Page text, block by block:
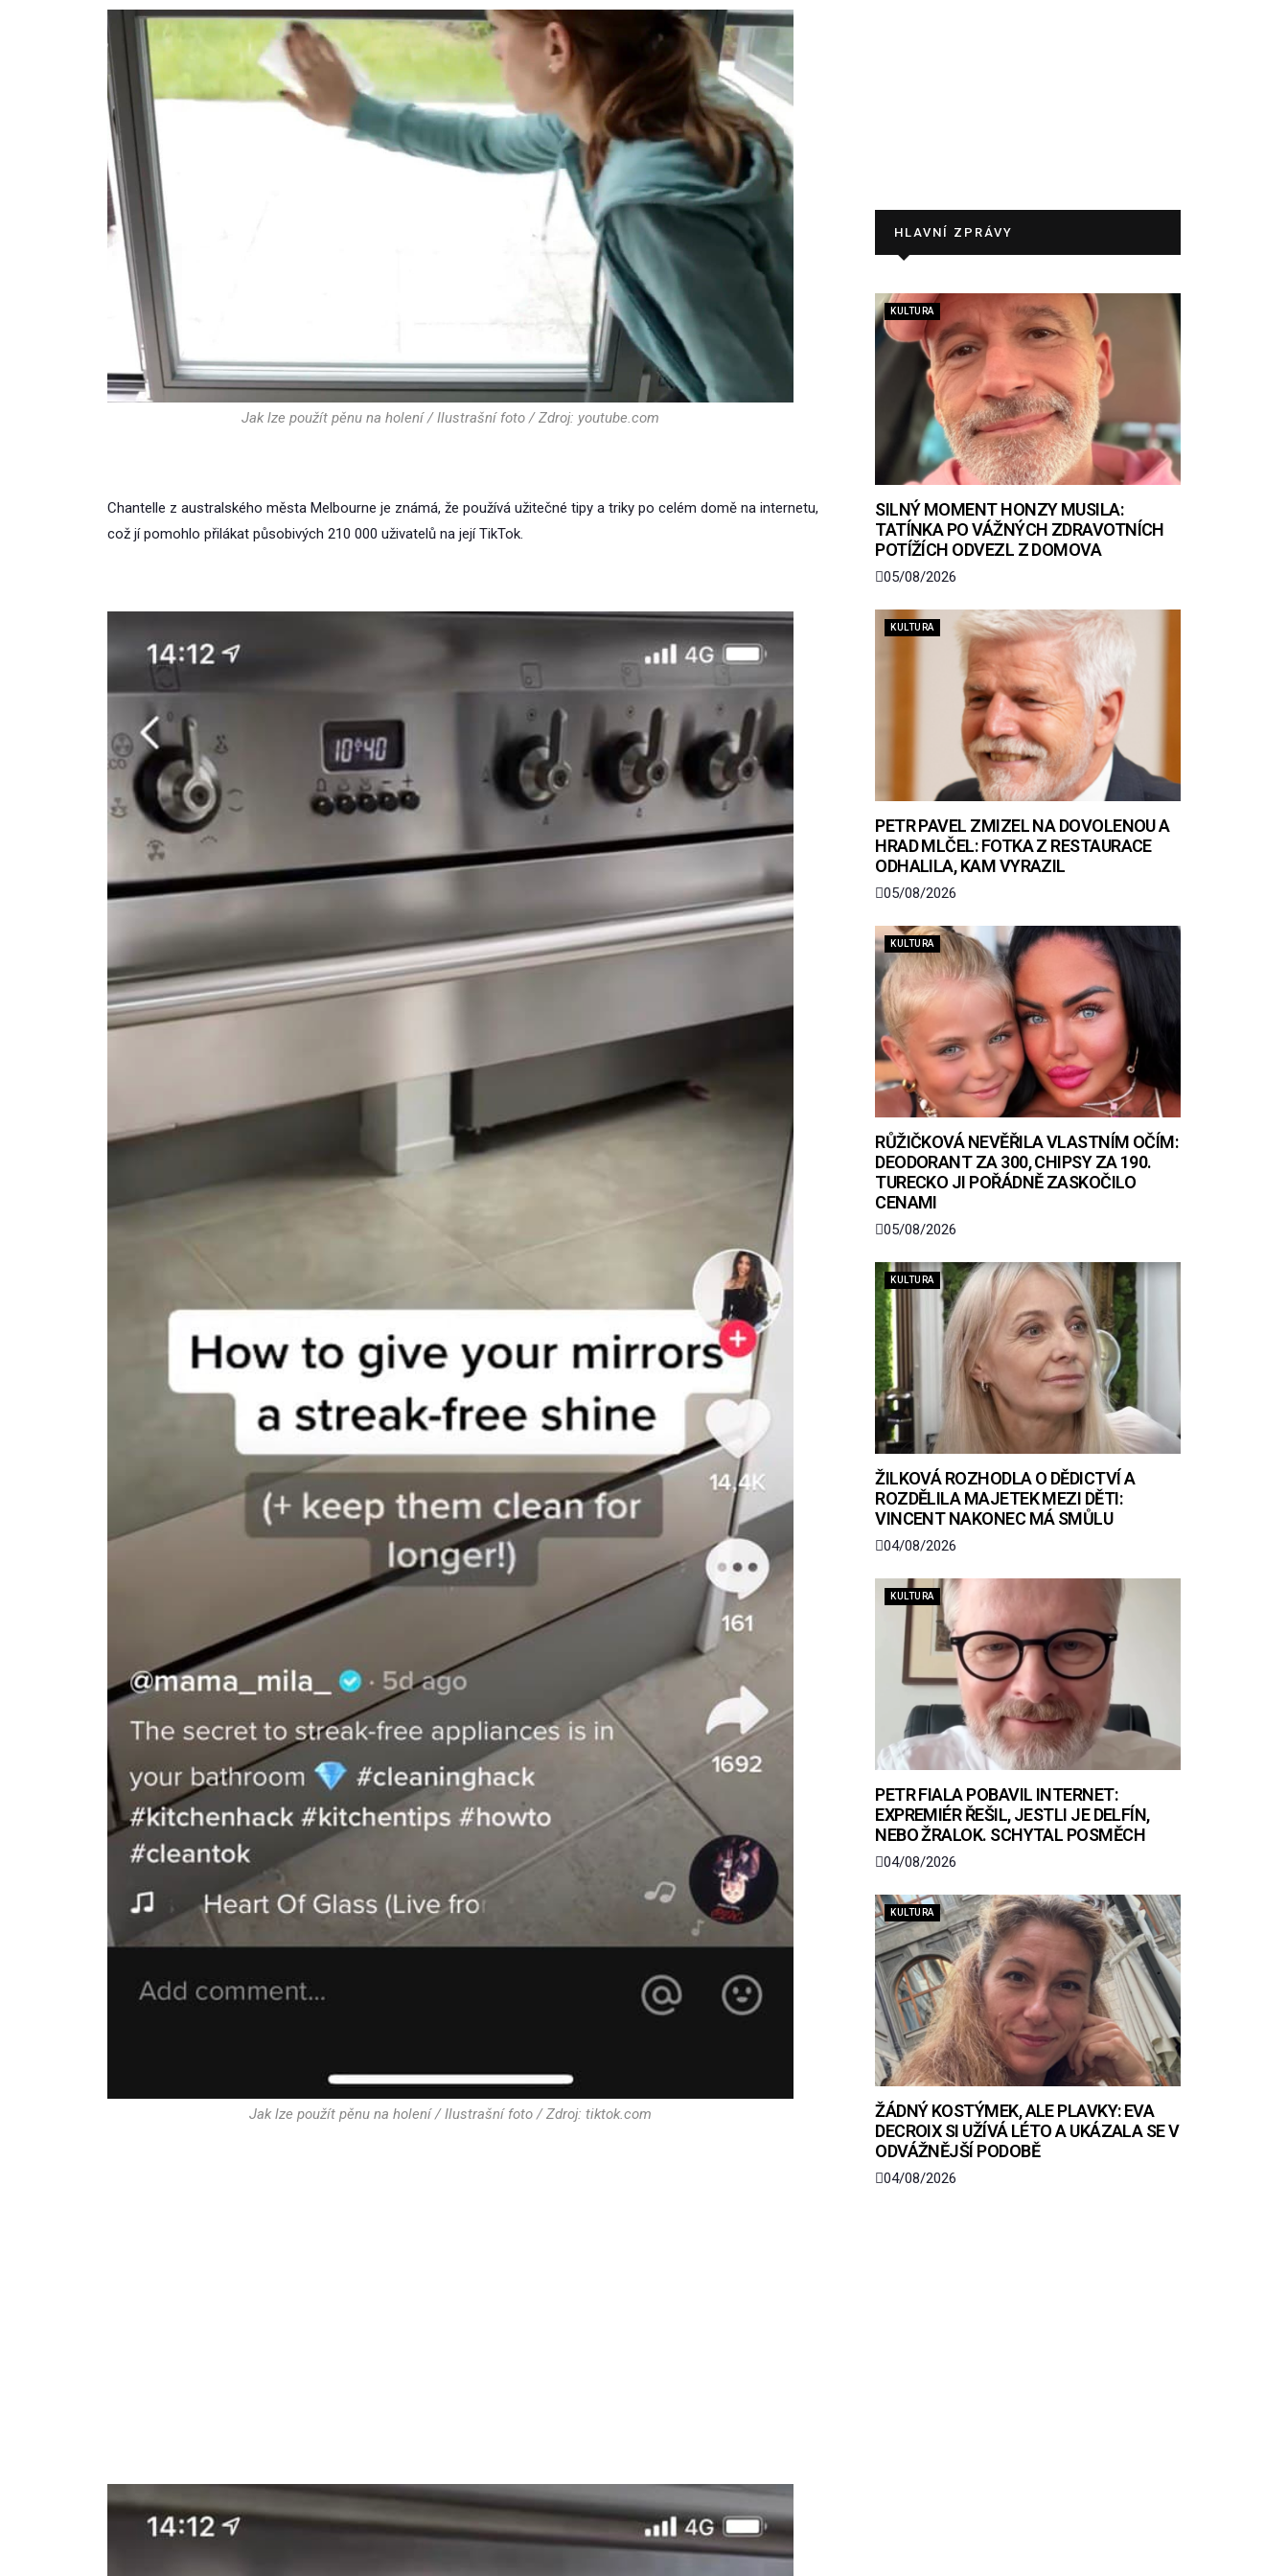
Jak lze použít pěnu na holení / Ilustrašní foto / Zdroj: youtube.com
Chantelle z australského města Melbourne je známá, že používá užitečné tipy a triky po celém domě na internetu,
což jí pomohlo přilákat působivých 210 000 uživatelů na její TikTok.
Jak lze použít pěnu na holení / Ilustrašní foto / Zdroj: tiktok.com
HLAVNÍ ZPRÁVY
KULTURA
SILNÝ MOMENT HONZY MUSILA:
TATÍNKA PO VÁŽNÝCH ZDRAVOTNÍCH
POTÍŽÍCH ODVEZL Z DOMOVA
05/08/2026
KULTURA
PETR PAVEL ZMIZEL NA DOVOLENOU A
HRAD MLČEL: FOTKA Z RESTAURACE
ODHALILA, KAM VYRAZIL
05/08/2026
KULTURA
RŮŽIČKOVÁ NEVĚŘILA VLASTNÍM OČÍM:
DEODORANT ZA 300, CHIPSY ZA 190.
TURECKO JI POŘÁDNĚ ZASKOČILO
CENAMI
05/08/2026
KULTURA
ŽILKOVÁ ROZHODLA O DĚDICTVÍ A
ROZDĚLILA MAJETEK MEZI DĚTI:
VINCENT NAKONEC MÁ SMŮLU
04/08/2026
KULTURA
PETR FIALA POBAVIL INTERNET:
EXPREMIÉR ŘEŠIL, JESTLI JE DELFÍN,
NEBO ŽRALOK. SCHYTAL POSMĚCH
04/08/2026
KULTURA
ŽÁDNÝ KOSTÝMEK, ALE PLAVKY: EVA
DECROIX SI UŽÍVÁ LÉTO A UKÁZALA SE V
ODVÁŽNĚJŠÍ PODOBĚ
04/08/2026